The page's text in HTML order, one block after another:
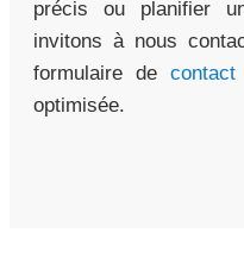
précis ou planifier
invitons à nous
formulaire decontact
optimisée.